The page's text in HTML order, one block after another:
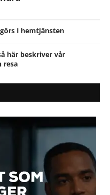
i hemtjänsten
här beskriver vår
resa